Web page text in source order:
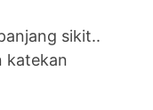
sikit..
katekan